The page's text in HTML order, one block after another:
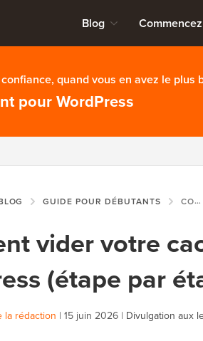
Blog
quand vous en avez le plus
pour WordPress
GUIDE POUR DÉBUTANTS COMMENT VIDER VOTRE CACHE DANS WORDPRESS (ÉTAPE PAR ÉTAPE)
vider votre
(étape par
la rédaction | 15 juin 2026 | Divulgation aux